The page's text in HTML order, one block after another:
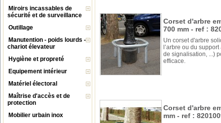
Miroirs incassables de
sécurité et de surveillance
Outillage
Manutention - poids lourds -
chariot élevateur
Hygiène et propreté
Equipement intérieur
Matériel électoral
Maîtrise d'accès et de
protection
Mobilier urbain inox
Corset d'arbre
700 mm - ref :
Un corset d'arbre
l’arbre ou du
de signalisation, ...)
efficace.
Corset d'arbre
mm - ref :